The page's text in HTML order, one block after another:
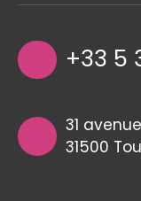
+33 5
31
31500